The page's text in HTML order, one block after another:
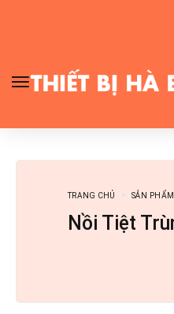
TRANG CHỦ SẢN
Nồi Tiệt